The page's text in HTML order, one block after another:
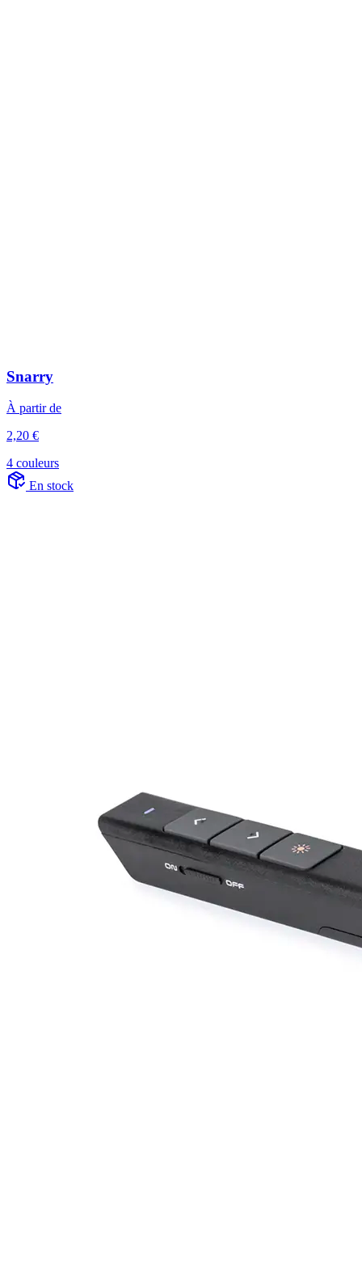
Snarry
À partir de
2,20 €
4 couleurs
En stock